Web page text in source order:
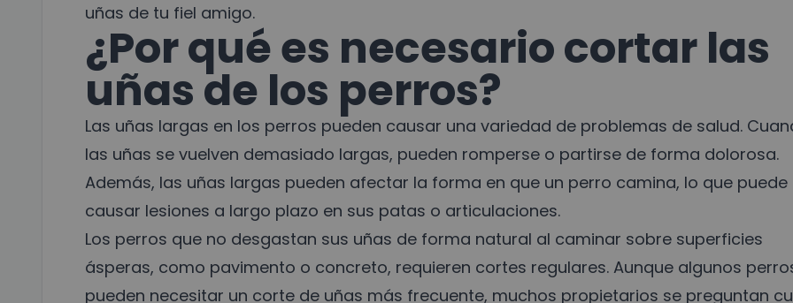
uñas de tu fiel amigo.
¿Por qué es necesario cortar las
uñas de los perros?
Las uñas largas en los perros pueden causar una variedad de problemas de salud.
las uñas se vuelven demasiado largas, pueden romperse o partirse de forma dolorosa.
Además, las uñas largas pueden afectar la forma en que un perro camina, lo que puede
causar lesiones a largo plazo en sus patas o articulaciones.
Los perros que no desgastan sus uñas de forma natural al caminar sobre superficies
ásperas, como pavimento o concreto, requieren cortes regulares. Aunque algunos
pueden necesitar un corte de uñas más frecuente, muchos propietarios se preguntan